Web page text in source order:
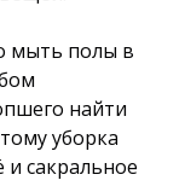
мыть полы в
найти
уборка
сакральное